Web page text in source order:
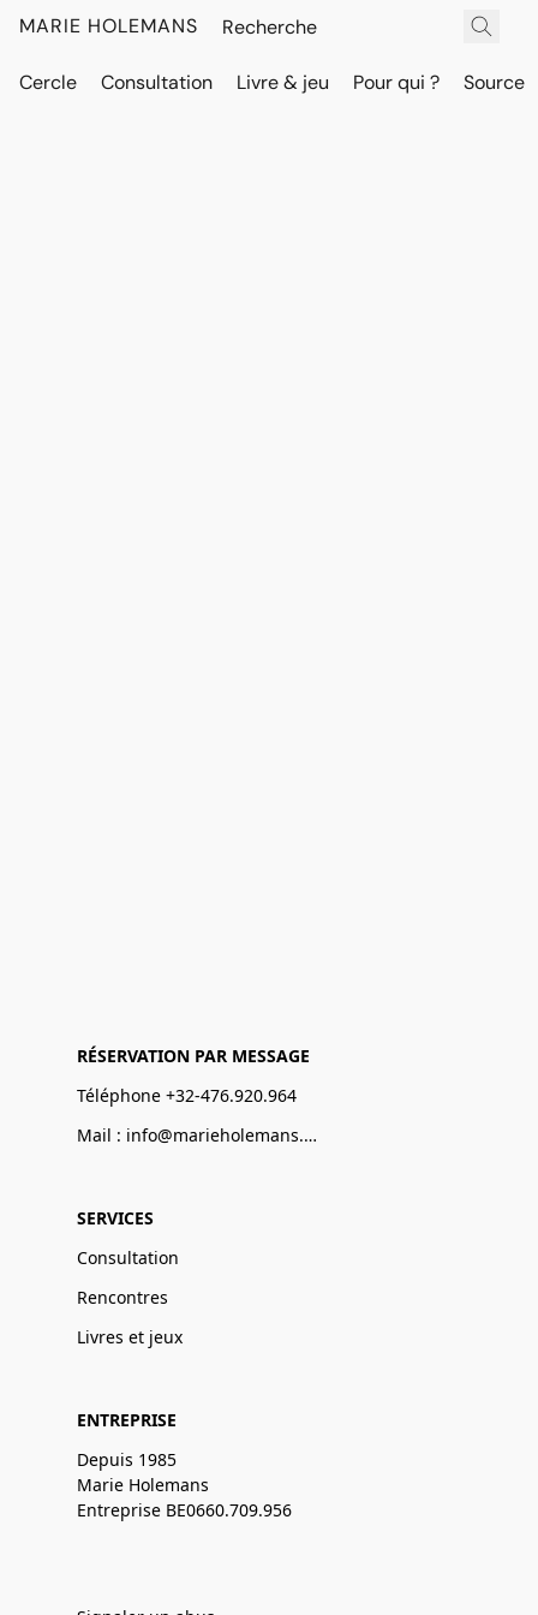
MARIE HOLEMANS
Cercle Consultation Livre & jeu Pour qui ? Source
RÉSERVATION PAR MESSAGE
Téléphone +32-476.920.964
Mail : info@marieholemans.be
SERVICES
Consultation
Rencontres
Livres et jeux
ENTREPRISE
Depuis 1985
Marie Holemans
Entreprise BE0660.709.956